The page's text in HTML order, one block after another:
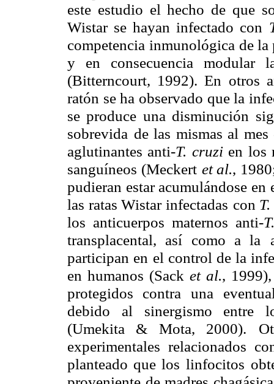
este estudio el hecho de que
Wistar se hayan infectado con
competencia inmunológica de la
y en consecuencia modular
(Bitterncourt, 1992). En otros
ratón se ha observado que la
se produce una disminución
sobrevida de las mismas al
aglutinantes anti-T. cruzi en los
sanguíneos (Meckert et al.,
pudieran estar acumulándose
las ratas Wistar infectadas con
los anticuerpos maternos anti-
transplacental, así como a la
participan en el control de la
en humanos (Sack et al.,
protegidos contra una
debido
al sinergismo entre
(Umekita & Mota, 2000).
experimentales relacionados
planteado que los linfocitos